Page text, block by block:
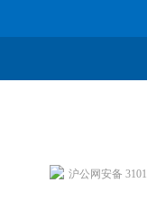
沪公网安备